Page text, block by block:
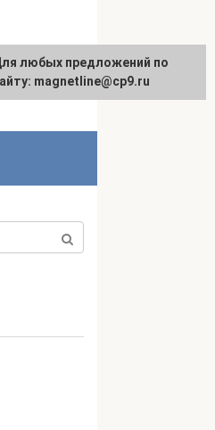
связь
сайта
любых предложений по
magnetline@cp9.ru